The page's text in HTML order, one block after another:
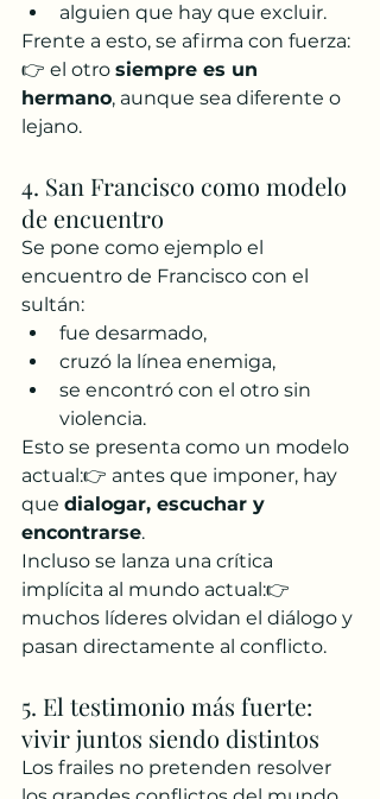
alguien que hay que excluir.
Frente a esto, se afirma con fuerza:
👉 el otro siempre es un
hermano, aunque sea diferente o
lejano.
4. San Francisco como modelo
de encuentro
Se pone como ejemplo el
encuentro de Francisco con el
sultán:
fue desarmado,
cruzó la línea enemiga,
se encontró con el otro sin
violencia.
Esto se presenta como un modelo
actual:👉 antes que imponer, hay
que dialogar, escuchar y
encontrarse.
Incluso se lanza una crítica
implícita al mundo actual:👉
muchos líderes olvidan el diálogo y
pasan directamente al conflicto.
5. El testimonio más fuerte:
vivir juntos siendo distintos
Los frailes no pretenden resolver